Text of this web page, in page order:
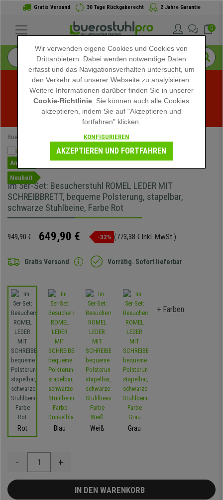
Gratis Versand 30 Tage Rückgaberecht 2 Jahre Garantie
0
Sommerschlussverkauf bei buerostuhlpro! Exklusive
Rabatte für kurze Zeit - Aktion ansehen -
Buerostuhlpro Konferenzstühle
Angebot
Neuheit
Im 5er-Set: Besucherstuhl ROMEL LEDER MIT
SCHREIBBRETT, bequeme Polsterung, stapelbar,
schwarze Stuhlbeine, Farbe Rot
949,90 € 649,90 € -32% (773,38 € Inkl. MwSt.)
Gratis Versand Vorrätig. Sofort lieferbar
Rot Blau Weiß Grau
+ Farben
- +
IN DEN WARENKORB
Wir verwenden eigene Cookies und Cookies von
Drittanbietern. Dabei werden notwendige Daten
erfasst und das Navigationsverhalten untersucht, um
den Verkehr auf unserer Webseite zu analylsieren.
Weitere Informationen darüber finden Sie in unserer
Cookie-Richtlinie . Sie können auch alle Cookies
akzeptieren, indem Sie auf "Akzeptieren und
fortfahren" klicken.
KONFIGURIEREN
AKZEPTIEREN UND FORTFAHREN